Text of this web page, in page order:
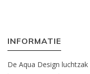
INFORMATIE
De Aqua Design